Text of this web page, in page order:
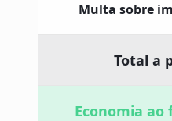
Multa sobre
Total a
Economia ao